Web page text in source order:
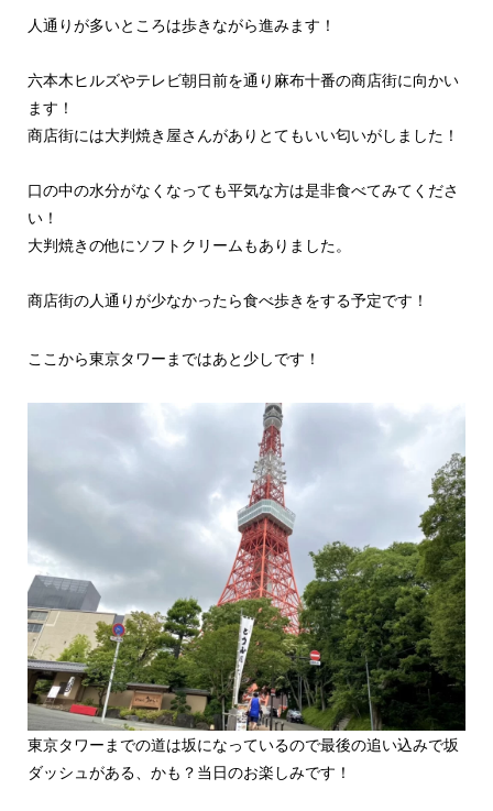
人通りが多いところは歩きながら進みます！
六本木ヒルズやテレビ朝日前を通り麻布十番の商店街に向かい
ます！
商店街には大判焼き屋さんがありとてもいい匂いがしました！
口の中の水分がなくなっても平気な方は是非食べてみてくださ
い！
大判焼きの他にソフトクリームもありました。
商店街の人通りが少なかったら食べ歩きをする予定です！
ここから東京タワーまではあと少しです！
東京タワーまでの道は坂になっているので最後の追い込みで坂
ダッシュがある、かも？当日のお楽しみです！